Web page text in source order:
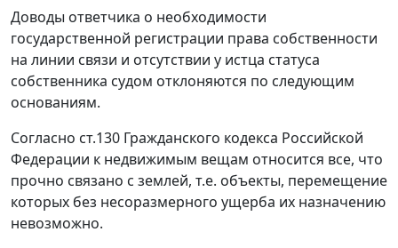
Доводы ответчика о необходимости
государственной регистрации права собственности
на линии связи и отсутствии у истца статуса
собственника судом отклоняются по следующим
основаниям.
Согласно ст.130 Гражданского кодекса Российской
Федерации к недвижимым вещам относится все, что
прочно связано с землей, т.е. объекты, перемещение
которых без несоразмерного ущерба их назначению
невозможно.